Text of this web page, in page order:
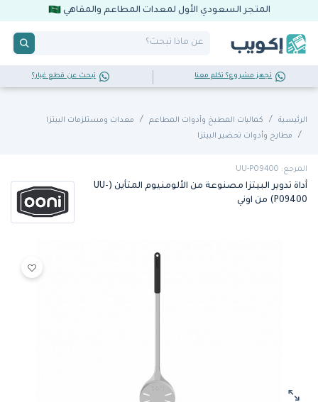
المتجر السعودي الأول لمعدات المطاعم والمقاهي
تجهز مشروع؟ تكلم معنا تبحث عن قطع غيار؟
الرئيسية كماليات المطبخ وأدوات المطاعم
معدات ومستلزمات البيتزا
مطارح وأدوات تحضير البيتزا
المرجع: UU-P09400
أداة تدوير البيتزا مصنوعة من الألومنيوم المتأين (UU-
P09400) من اوني